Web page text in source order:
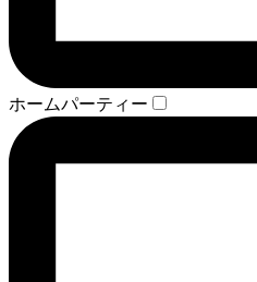
ホームパーティー